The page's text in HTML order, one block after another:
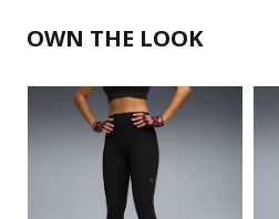
OWN THE LOOK